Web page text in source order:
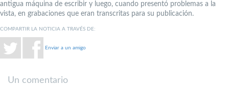
antigua máquina de escribir y luego, cuando presentó problemas a la
vista, en grabaciones que eran transcritas para su publicación.
COMPARTIR LA NOTICIA A TRAVÉS DE:
Enviar a un amigo
Un comentario